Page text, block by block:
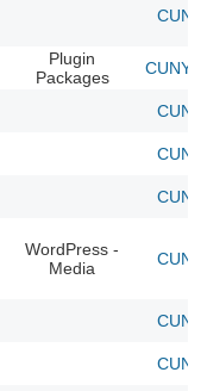
Plugin
Packages
CUNY
WordPress -
Media